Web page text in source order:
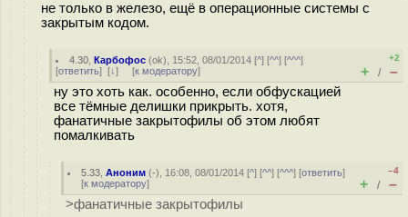
не только в железо, ещё в операционные системы с
закрытым кодом.
4.30 ,Карбофос (ok), 15:52, 08/01/2014 [^] [^^] [^^^]
[ответить] [↓] [к модератору]
+2
+ / –
ну это хоть как. особенно, если обфускацией
все тёмные делишки прикрыть. хотя,
фанатичные закрытофилы об этом любят
помалкивать
5.33 ,Аноним (-), 16:08, 08/01/2014 [^] [^^] [^^^] [ответить]
[к модератору]
–4
+ / –
>фанатичные закрытофилы